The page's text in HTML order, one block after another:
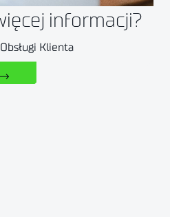
informacji?
Klienta